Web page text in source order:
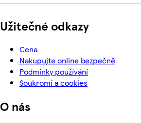
Užitečné odkazy
Cena
Nakupujte online bezpečně
Podmínky používání
Soukromí a cookies
O nás